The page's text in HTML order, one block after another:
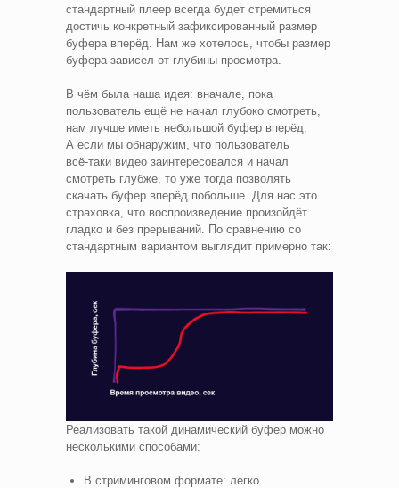
стандартный плеер всегда будет стремиться
достичь конкретный зафиксированный размер
буфера вперёд. Нам же хотелось, чтобы размер
буфера зависел от глубины просмотра.
В чём была наша идея: вначале, пока
пользователь ещё не начал глубоко смотреть,
нам лучше иметь небольшой буфер вперёд.
А если мы обнаружим, что пользователь
всё‑таки видео заинтересовался и начал
смотреть глубже, то уже тогда позволять
скачать буфер вперёд побольше. Для нас это
страховка, что воспроизведение произойдёт
гладко и без прерываний. По сравнению со
стандартным вариантом выглядит примерно так:
Реализовать такой динамический буфер можно
несколькими способами:
В стриминговом формате: легко